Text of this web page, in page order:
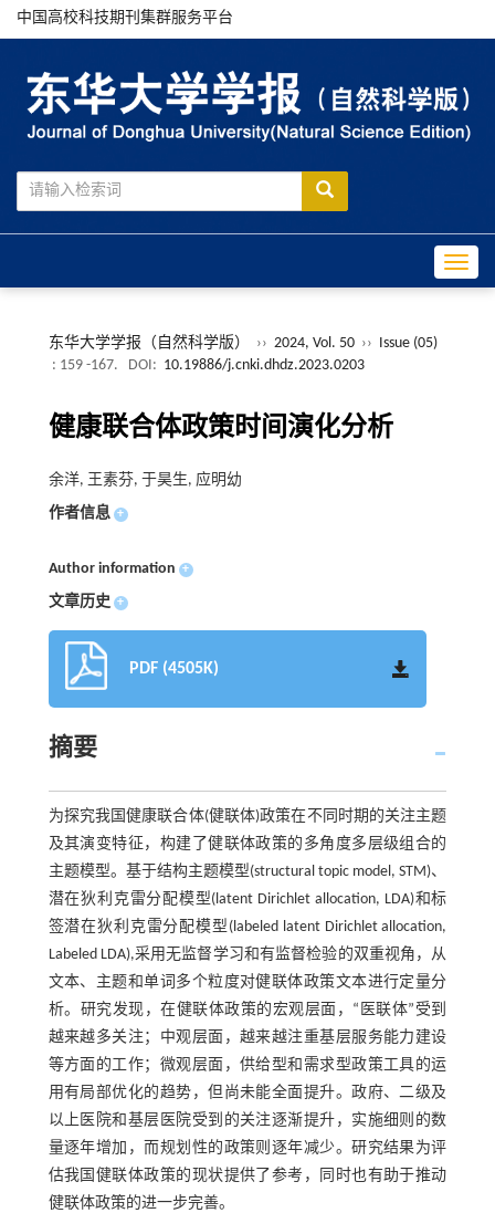
中国高校科技期刊集群服务平台
东华大学学报（自然科学版） ›› 2024, Vol. 50 ›› Issue (05)
: 159 -167.
DOI: 10.19886/j.cnki.dhdz.2023.0203
健康联合体政策时间演化分析
余洋, 王素芬, 于昊生, 应明幼
作者信息 +
Author information +
文章历史 +
PDF (4505K)
摘要
为探究我国健康联合体(健联体)政策在不同时期的关注主题
及其演变特征，构建了健联体政策的多角度多层级组合的
主题模型。基于结构主题模型(structural topic model, STM)、
潜在狄利克雷分配模型(latent Dirichlet allocation, LDA)和标
签潜在狄利克雷分配模型(labeled latent Dirichlet allocation,
Labeled LDA),采用无监督学习和有监督检验的双重视角，从
文本、主题和单词多个粒度对健联体政策文本进行定量分
析。研究发现，在健联体政策的宏观层面，“医联体”受到
越来越多关注；中观层面，越来越注重基层服务能力建设
等方面的工作；微观层面，供给型和需求型政策工具的运
用有局部优化的趋势，但尚未能全面提升。政府、二级及
以上医院和基层医院受到的关注逐渐提升，实施细则的数
量逐年增加，而规划性的政策则逐年减少。研究结果为评
估我国健联体政策的现状提供了参考，同时也有助于推动
健联体政策的进一步完善。